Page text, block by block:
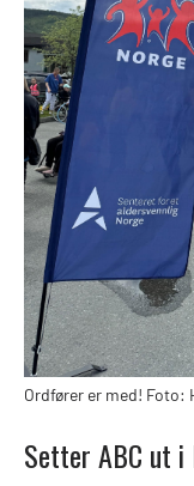
Ordfører er med! Foto:
Setter ABC ut